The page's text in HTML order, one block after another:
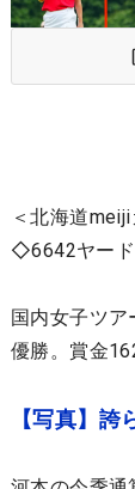
＜北海道
◇6642ヤード
国内女子ツ
優勝。賞金
【写真】